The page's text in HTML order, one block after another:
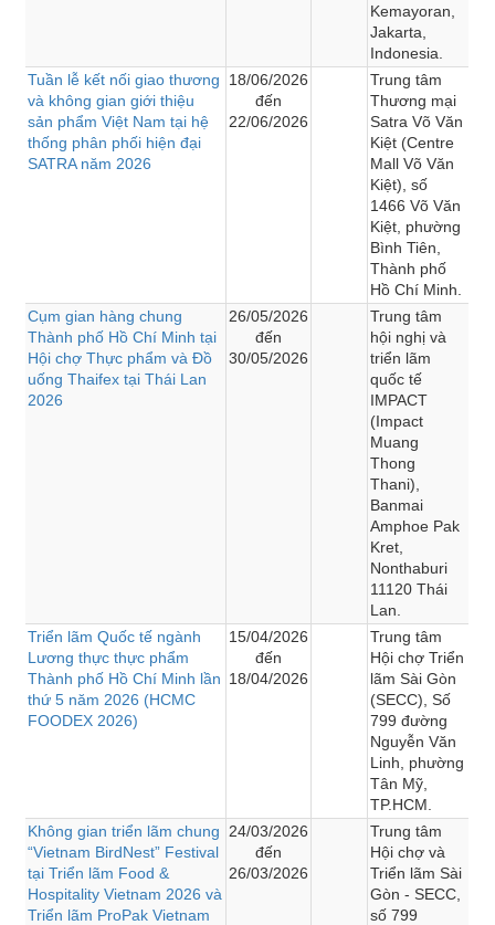
Kemayoran,
Jakarta,
Indonesia.
Tuần lễ kết nối giao thương
và không gian giới thiệu
sản phẩm Việt Nam tại hệ
thống phân phối hiện đại
SATRA năm 2026
18/06/2026
đến
22/06/2026
Trung tâm
Thương mại
Satra Võ Văn
Kiệt (Centre
Mall Võ Văn
Kiệt), số
1466 Võ Văn
Kiệt, phường
Bình Tiên,
Thành phố
Hồ Chí Minh.
Cụm gian hàng chung
Thành phố Hồ Chí Minh tại
Hội chợ Thực phẩm và Đồ
uống Thaifex tại Thái Lan
2026
26/05/2026
đến
30/05/2026
Trung tâm
hội nghị và
triển lãm
quốc tế
IMPACT
(Impact
Muang
Thong
Thani),
Banmai
Amphoe Pak
Kret,
Nonthaburi
11120 Thái
Lan.
Triển lãm Quốc tế ngành
Lương thực thực phẩm
Thành phố Hồ Chí Minh lần
thứ 5 năm 2026 (HCMC
FOODEX 2026)
15/04/2026
đến
18/04/2026
Trung tâm
Hội chợ Triển
lãm Sài Gòn
(SECC), Số
799 đường
Nguyễn Văn
Linh, phường
Tân Mỹ,
TP.HCM.
Không gian triển lãm chung
“Vietnam BirdNest” Festival
tại Triển lãm Food &
Hospitality Vietnam 2026 và
Triển lãm ProPak Vietnam
24/03/2026
đến
26/03/2026
Trung tâm
Hội chợ và
Triển lãm Sài
Gòn - SECC,
số 799